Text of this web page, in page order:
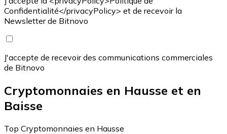
Confidentialité</privacyPolicy> et de recevoir la
Newsletter de Bitnovo
J'accepte de recevoir des communications commerciales
de Bitnovo
Cryptomonnaies en Hausse et en
Baisse
Top Cryptomonnaies en Hausse